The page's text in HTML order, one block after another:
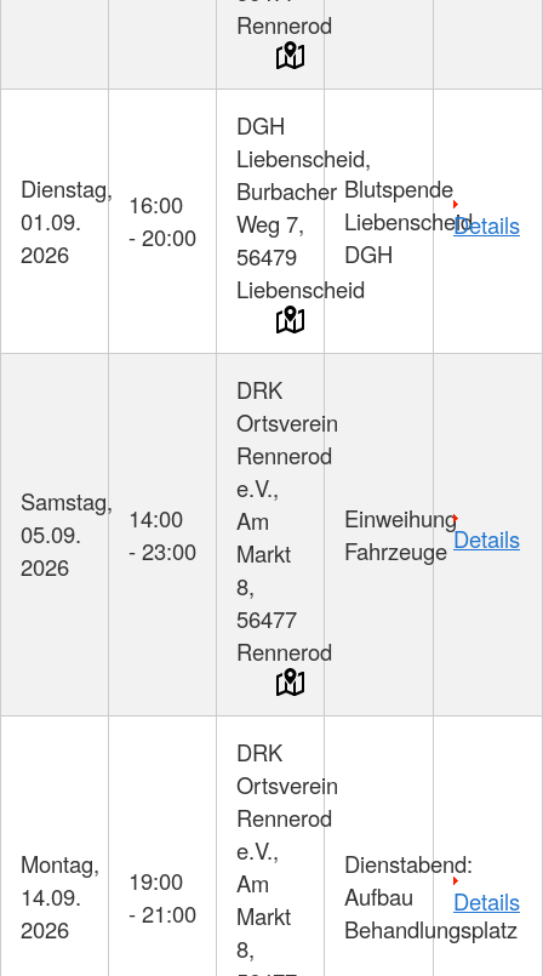
Rennerod
Dienstag,
01.09.
2026
16:00
- 20:00
DGH
Liebenscheid,
Burbacher
Weg 7,
56479
Liebenscheid
Blutspende
Liebenscheid
DGH
Details
Samstag,
05.09.
2026
14:00
- 23:00
DRK
Ortsverein
Rennerod
e.V.,
Am
Markt
8,
56477
Rennerod
Einweihung
FahrzeugeDetails
Montag,
14.09.
2026
19:00
- 21:00
DRK
Ortsverein
Rennerod
e.V.,
Am
Markt
8,
Dienstabend:
Aufbau
Behandlungsplatz
Details